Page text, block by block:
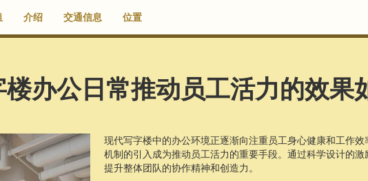
介绍 交通信息 位置
办公日常推动员工活力的效果
现代写字楼中的办公环境正逐渐向注重员工身心健康和工作
机制的引入成为推动员工活力的重要手段。通过科学设计的
提升整体团队的协作精神和创造力。